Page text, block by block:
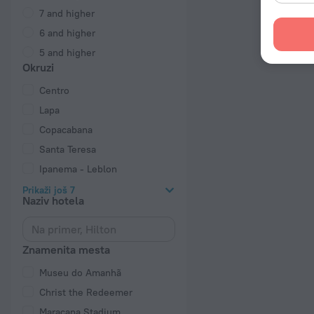
7 and higher
6 and higher
5 and higher
Okruzi
Centro
Lapa
Copacabana
Santa Teresa
Ipanema - Leblon
Prikaži još 7
Naziv hotela
Znamenita mesta
Museu do Amanhã
Christ the Redeemer